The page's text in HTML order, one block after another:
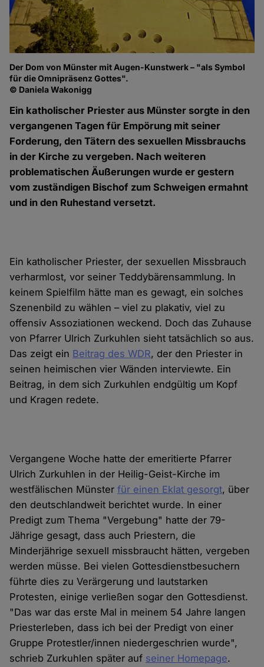
Der Dom von Münster mit Augen-Kunstwerk – "als Symbol
für die Omnipräsenz Gottes".
© Daniela Wakonigg
Ein katholischer Priester aus Münster sorgte in den
vergangenen Tagen für Empörung mit seiner
Forderung, den Tätern des sexuellen Missbrauchs
in der Kirche zu vergeben. Nach weiteren
problematischen Äußerungen wurde er gestern
vom zuständigen Bischof zum Schweigen ermahnt
und in den Ruhestand versetzt.
Ein katholischer Priester, der sexuellen Missbrauch
verharmlost, vor seiner Teddybärensammlung. In
keinem Spielfilm hätte man es gewagt, ein solches
Szenenbild zu wählen – viel zu plakativ, viel zu
offensiv Assoziationen weckend. Doch das Zuhause
von Pfarrer Ulrich Zurkuhlen sieht tatsächlich so aus.
Das zeigt ein Beitrag des WDR, der den Priester in
seinen heimischen vier Wänden interviewte. Ein
Beitrag, in dem sich Zurkuhlen endgültig um Kopf
und Kragen redete.
Vergangene Woche hatte der emeritierte Pfarrer
Ulrich Zurkuhlen in der Heilig-Geist-Kirche im
westfälischen Münsterfür einen Eklat gesorgt, über
den deutschlandweit berichtet wurde. In einer
Predigt zum Thema "Vergebung" hatte der 79-
Jährige gesagt, dass auch Priestern, die
Minderjährige sexuell missbraucht hätten, vergeben
werden müsse. Bei vielen Gottesdienstbesuchern
führte dies zu Verärgerung und lautstarken
Protesten, einige verließen sogar den Gottesdienst.
"Das war das erste Mal in meinem 54 Jahre langen
Priesterleben, dass ich bei der Predigt von einer
Gruppe Protestler/innen niedergeschrien wurde",
schrieb Zurkuhlen später auf seiner Homepage.